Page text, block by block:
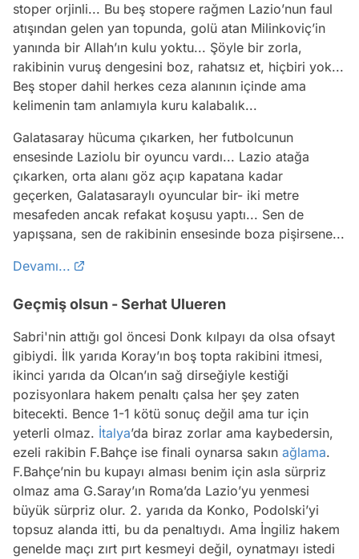
stoper orjinli... Bu beş stopere rağmen Lazio’nun faul
atışından gelen yan topunda, golü atan Milinkoviç’in
yanında bir Allah’ın kulu yoktu... Şöyle bir zorla,
rakibinin vuruş dengesini boz, rahatsız et, hiçbiri yok...
Beş stoper dahil herkes ceza alanının içinde ama
kelimenin tam anlamıyla kuru kalabalık...
Galatasaray hücuma çıkarken, her futbolcunun
ensesinde Laziolu bir oyuncu vardı... Lazio atağa
çıkarken, orta alanı göz açıp kapatana kadar
geçerken, Galatasaraylı oyuncular bir- iki metre
mesafeden ancak refakat koşusu yaptı... Sen de
yapışsana, sen de rakibinin ensesinde boza pişirsene...
Devamı...
Geçmiş olsun - Serhat Ulueren
Sabri'nin attığı gol öncesi Donk kılpayı da olsa ofsayt
gibiydi. İlk yarıda Koray’ın boş topta rakibini itmesi,
ikinci yarıda da Olcan’ın sağ dirseğiyle kestiği
pozisyonlara hakem penaltı çalsa her şey zaten
bitecekti. Bence 1-1 kötü sonuç değil ama tur için
yeterli olmaz. İtalya’da biraz zorlar ama kaybedersin,
ezeli rakibin F.Bahçe ise finali oynarsa sakın ağlama.
F.Bahçe’nin bu kupayı alması benim için asla sürpriz
olmaz ama G.Saray’ın Roma’da Lazio’yu yenmesi
büyük sürpriz olur. 2. yarıda da Konko, Podolski’yi
topsuz alanda itti, bu da penaltıydı. Ama İngiliz hakem
genelde maçı zırt pırt kesmeyi değil, oynatmayı istedi